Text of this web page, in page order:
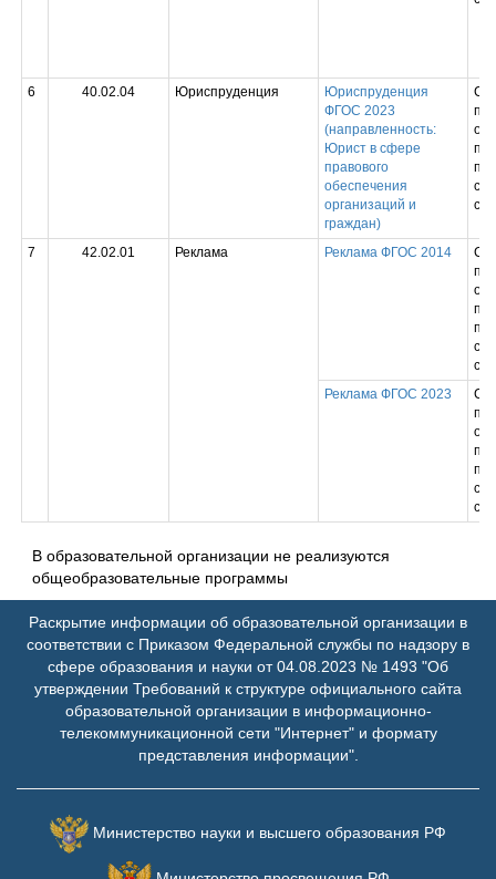
6 40.02.04 Юриспруденция
Юриспруденция
ФГОС 2023
(направленность:
Юрист в сфере
правового
обеспечения
организаций и
граждан)
7 42.02.01 Реклама Реклама ФГОС 2014
Реклама ФГОС 2023
В образовательной организации не реализуются
общеобразовательные программы
Раскрытие информации об образовательной организации в
соответствии с Приказом Федеральной службы по надзору в
сфере образования и науки от 04.08.2023 № 1493 "Об
утверждении Требований к структуре официального сайта
образовательной организации в информационно-
телекоммуникационной сети "Интернет" и формату
представления информации".
Министерство науки и высшего образования РФ